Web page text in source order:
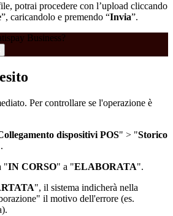
potrai procedere con l’upload cliccando
”, caricandolo e premendo “Invia”.
Business?
Per controllare se l'operazione è
dispositivi POS" > "Storico
"IN CORSO" a "ELABORATA".
", il sistema indicherà nella
il motivo dell'errore (es.